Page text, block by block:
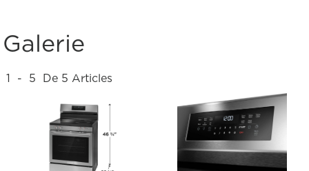
Galerie
1 - 5 De 5 Articles